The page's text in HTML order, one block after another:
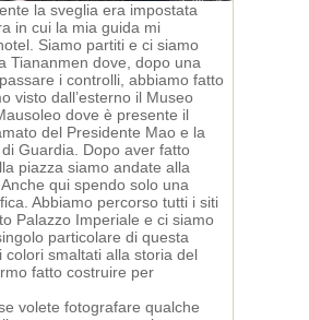
la sveglia era impostata
in cui la mia guida mi
Siamo partiti e ci siamo
Tiananmen dove, dopo una
i controlli, abbiamo fatto
visto dall’esterno il Museo
dove è presente il
del Presidente Mao e la
Guardia. Dopo aver fatto
piazza siamo andate alla
qui spendo solo una
Abbiamo percorso tutti i siti
Palazzo Imperiale e ci siamo
particolare di questa
colori smaltati alla storia del
fatto costruire per
volete fotografare qualche